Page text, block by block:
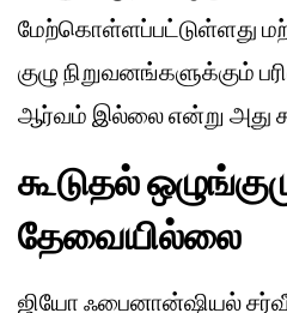
மேற்கொள்ளப்பட்டுள்ளது
குழு நிறுவனங்களுக்கும்
ஆர்வம் இல்லை என்று அது
கூடுதல்
தேவையில்லை
ஜியோ ஃபைனான்ஷியல்